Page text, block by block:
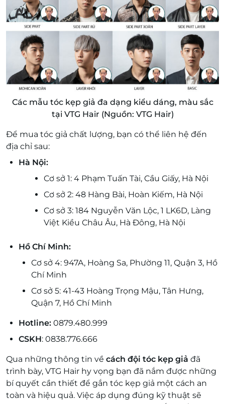
Các mẫu tóc kẹp giả đa dạng kiểu dáng, màu sắc
tại VTG Hair (Nguồn: VTG Hair)
Để mua tóc giả chất lượng, bạn có thể liên hệ đến
địa chỉ sau:
Hà Nội:
Cơ sở 1: 4 Phạm Tuấn Tài, Cầu Giấy, Hà Nội
Cơ sở 2: 48 Hàng Bài, Hoàn Kiếm, Hà Nội
Cơ sở 3: 184 Nguyễn Văn Lộc, 1 LK6D, Làng
Việt Kiều Châu Âu, Hà Đông, Hà Nội
Hồ Chí Minh:
Cơ sở 4: 947A, Hoàng Sa, Phường 11, Quận 3, Hồ
Chí Minh
Cơ sở 5: 41-43 Hoàng Trọng Mậu, Tân Hưng,
Quận 7, Hồ Chí Minh
Hotline: 0879.480.999
CSKH: 0838.776.666
Qua những thông tin về cách đội tóc kẹp giả đã
trình bày, VTG Hair hy vọng bạn đã nắm được những
bí quyết cần thiết để gắn tóc kẹp giả một cách an
toàn và hiệu quả. Việc áp dụng đúng kỹ thuật sẽ